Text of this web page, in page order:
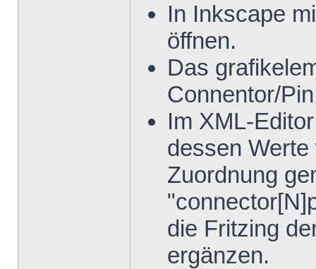
In Inkscape
öffnen.
Das
Connentor/
Im XML-
dessen
Zuordnung
die Fritzing
ergänzen.